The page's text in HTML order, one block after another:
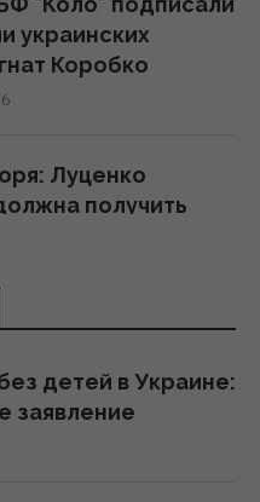
украинских
Коробко
Луценко
получить
на фронте: в
это возможно
детей в Украине:
заявление